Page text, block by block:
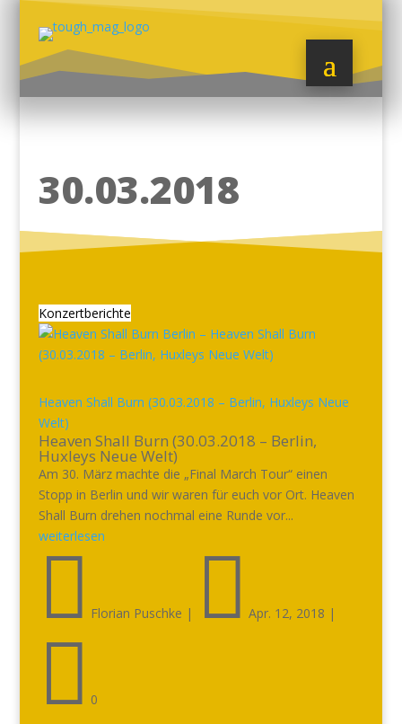
30.03.2018
Konzertberichte
Heaven Shall Burn (30.03.2018 – Berlin, Huxleys Neue
Welt)
Heaven Shall Burn (30.03.2018 – Berlin,
Huxleys Neue Welt)
Am 30. März machte die „Final March Tour“ einen
Stopp in Berlin und wir waren für euch vor Ort. Heaven
Shall Burn drehen nochmal eine Runde vor...
weiterlesen
 Florian Puschke |  Apr. 12, 2018 |
 0